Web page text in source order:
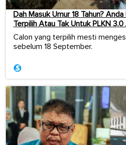
Dah Masuk Umur 18 Tahun?
Terpilih Atau Tak Untuk PLKN
Calon yang terpilih mesti
sebelum 18 September.